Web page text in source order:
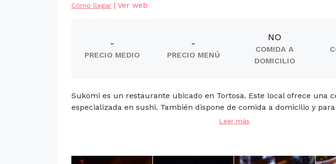
Cómo llegar | Ver web
-
PRECIO MEDIO
-
PRECIO MENÚ
NO
COMIDA A
DOMICILIO
Sukomi es un restaurante ubicado en Tortosa. Este local ofrece una
especializada en sushi. También dispone de comida a domicilio y para
Leer más